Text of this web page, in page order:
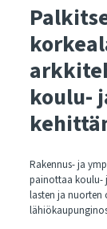
koulu-
Rakennus- ja
painottaa koulu-
lasten ja nuorten